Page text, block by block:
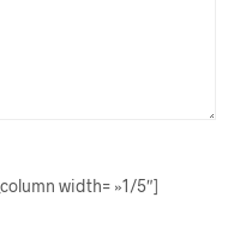
width= »1/5″]